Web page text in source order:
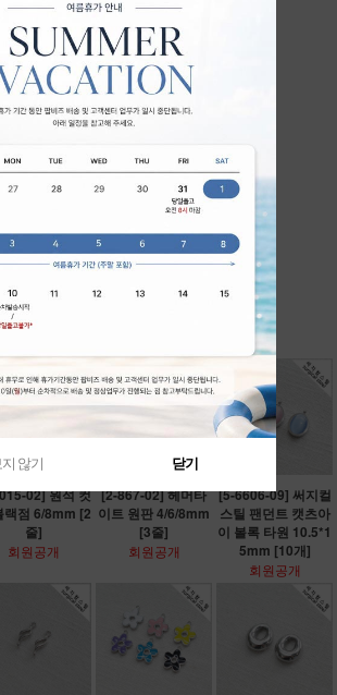
14] 써지컬
팬던트 화이트
[10개]
회원공개
더보기 ▼
RECOMMEND ITEM
02] 원석 컷
랙점 6/8mm [2
줄]
회원공개
[2-867-02] 헤머타
이트 원판 4/6/8mm
[3줄]
회원공개
[5-6606-09] 써지컬
스틸 팬던트 캣츠아
이 볼록 타원 10.5*1
5mm [10개]
회원공개
않기 닫기